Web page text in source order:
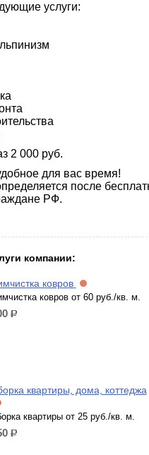
услуги:
2 000 руб.
для вас время!
после
РФ.
компании:
ковров
ковров от 60 руб./кв. м.
р.
квартиры, дома, коттеджа
квартиры от 25 руб./кв. м.
р.